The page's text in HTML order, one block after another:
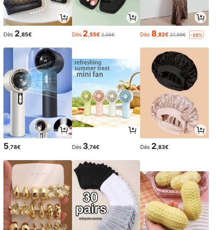
Dès 2 ,85€ Dès 2 ,55€ 2,56€ Dès 8,82€ 27,99€ -68%
5,78€ Dès 3,74€ Dès 2,83€